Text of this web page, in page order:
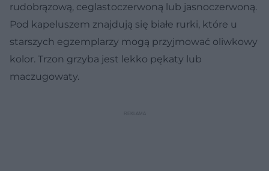
rudobrązową, ceglastoczerwoną lub jasnoczerwoną.
Pod kapeluszem znajdują się białe rurki, które u
starszych egzemplarzy mogą przyjmować oliwkowy
kolor. Trzon grzyba jest lekko pękaty lub
maczugowaty.